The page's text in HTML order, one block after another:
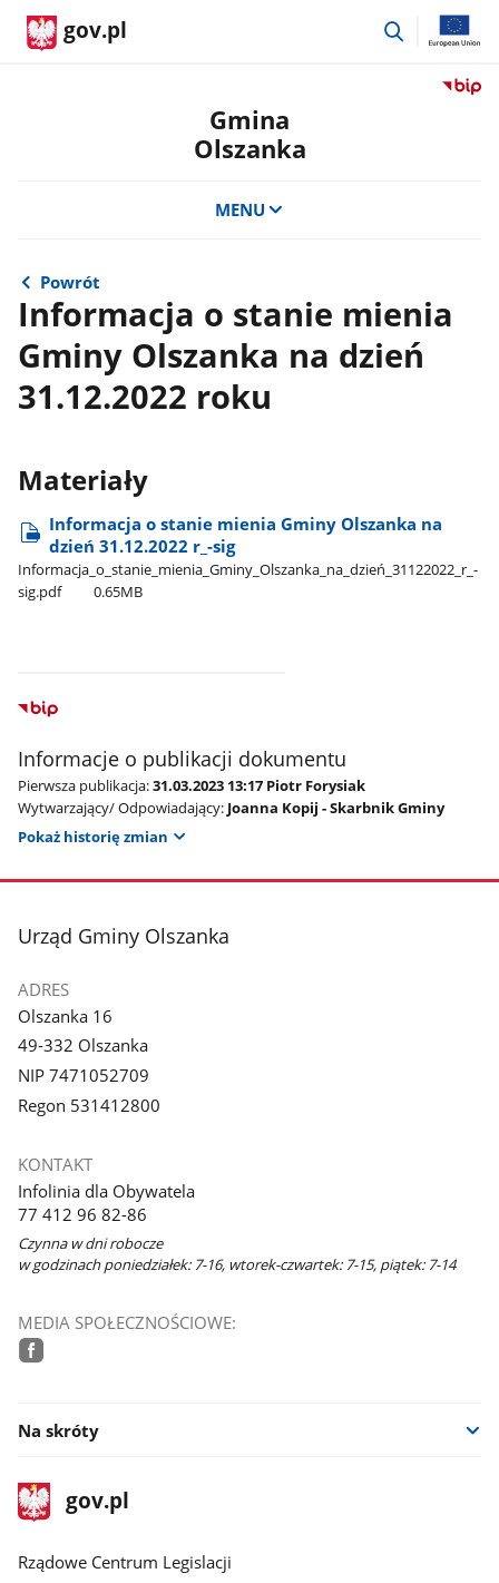
gov.pl
przejdź
Przejdź
Gmina
Olszanka
MENU
Powrót
Informacja o stanie mienia
Gminy Olszanka na dzień
31.12.2022 roku
Materiały
Informacja o stanie mienia Gminy Olszanka na
dzień 31.12.2022 r​_-sig
Informacja​_o​_stanie​_mienia​_Gminy​_Olszanka​_na​_dzień​_31122022​_r​_-
sig.pdf
0.65MB
Informacje o publikacji dokumentu
Pierwsza publikacja:31.03.2023 13:17 Piotr Forysiak
Wytwarzający/ Odpowiadający: Joanna Kopij - Skarbnik Gminy
Pokaż historię zmian
stopka
Urząd Gminy Olszanka
ADRES
Olszanka 16
49-332 Olszanka
NIP 7471052709
Regon 531412800
KONTAKT
Infolinia dla Obywatela
77 412 96 82-86
Czynna w dni robocze
w godzinach poniedziałek: 7-16, wtorek-czwartek: 7-15, piątek: 7-14
MEDIA SPOŁECZNOŚCIOWE:
Na skróty
stopka
gov.plStrona
gov.pl
Rządowe Centrum Legislacji